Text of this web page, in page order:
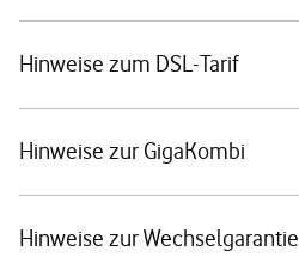
Hinweise zum DSL-Tarif
Hinweise zur GigaKombi
Hinweise zur Wechselgarantie